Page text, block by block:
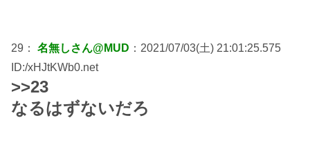
29： 名無しさん@MUD ：2021/07/03(土) 21:01:25.575
ID:/xHJtKWb0.net
>>23
なるはずないだろ